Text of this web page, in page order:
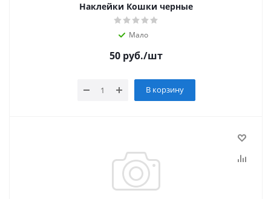
Наклейки Кошки черные
Мало
50 руб./шт
В корзину